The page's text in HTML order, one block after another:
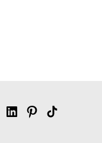
Linkedin
Pinterest
Tik